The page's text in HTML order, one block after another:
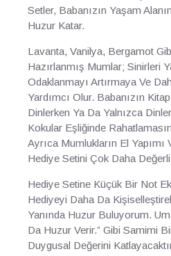
Setler, Babanızın Yaşam
Huzur Katar.
Lavanta, Vanilya, Bergamot
Hazırlanmış Mumlar; Sinirleri
Odaklanmayı Artırmaya Ve
Yardımcı Olur. Babanızın
Dinlerken Ya Da Yalnızca
Kokular Eşliğinde
Ayrıca Mumlukların El
Hediye Setini Çok Daha Değerli
Hediye Setine Küçük Bir Not
Hediyeyi Daha Da
Yanında Huzur Buluyorum.
Da Huzur Verir.” Gibi Samimi
Duygusal Değerini